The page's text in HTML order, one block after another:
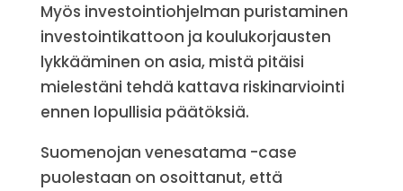
Myös investointiohjelman puristaminen
investointikattoon ja koulukorjausten
lykkääminen on asia, mistä pitäisi
mielestäni tehdä kattava riskinarviointi
ennen lopullisia päätöksiä.
Suomenojan venesatama -case
puolestaan on osoittanut, että